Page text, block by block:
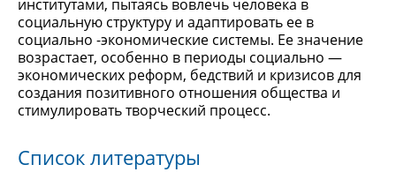
институтами, пытаясь вовлечь человека в
социальную структуру и адаптировать ее в
социально -экономические системы. Ее значение
возрастает, особенно в периоды социально —
экономических реформ, бедствий и кризисов для
создания позитивного отношения общества и
стимулировать творческий процесс.
Список литературы